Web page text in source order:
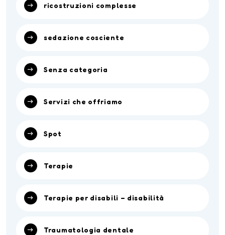
ricostruzioni complesse
sedazione cosciente
Senza categoria
Servizi che offriamo
Spot
Terapie
Terapie per disabili – disabilità
Traumatologia dentale